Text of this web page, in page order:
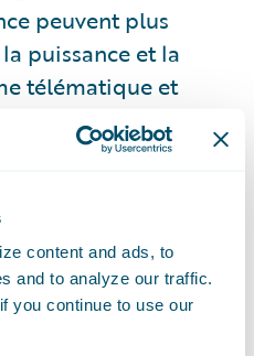
content and ads, to
and to analyze our traffic.
you continue to use our
peuvent plus
puissance et la
télématique et
données du plus
fournisseur de
de l’IOT pour
clientèle,
et la fidélisation